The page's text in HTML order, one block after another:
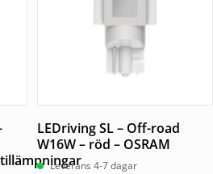
LEDriving SL – Off-road
W16W – röd – OSRAM
Leverans 4-7 dagar